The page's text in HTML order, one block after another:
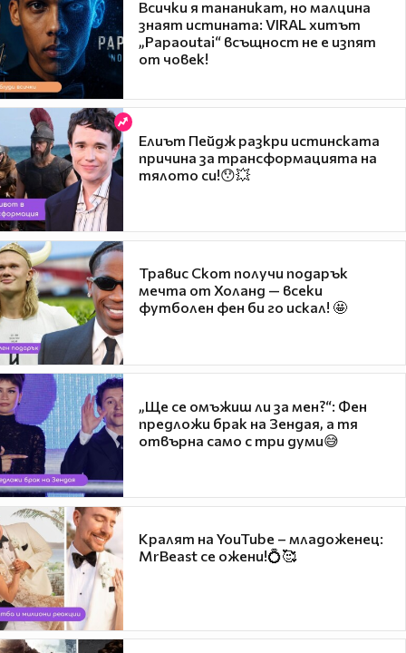
Всички я тананикат, но малцина
знаят истината: VIRAL хитът
„Papaoutai“ всъщност не е изпят
от човек!
Елиът Пейдж разкри истинската
причина за трансформацията на
тялото си!😯💥
Травис Скот получи подарък
мечта от Холанд — всеки
футболен фен би го искал! 🤩
„Ще се омъжиш ли за мен?“: Фен
предложи брак на Зендая, а тя
отвърна само с три думи😅
Кралят на YouTube – младоженец:
MrBeast се ожени!💍🥰